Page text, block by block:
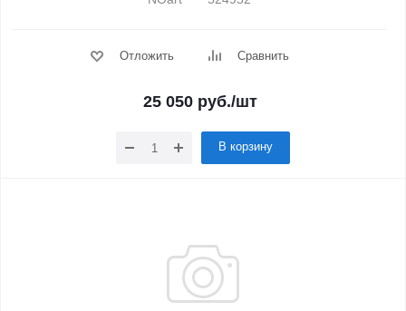
Отложить Сравнить
25 050руб./шт
В корзину